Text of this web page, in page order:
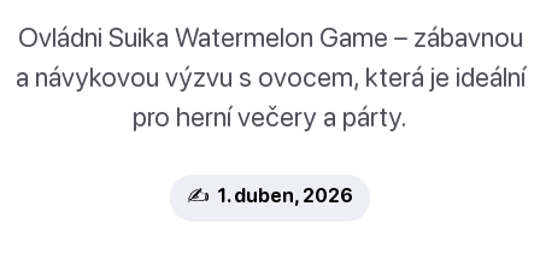
Ovládni Suika Watermelon Game – zábavnou
a návykovou výzvu s ovocem, která je ideální
pro herní večery a párty.
✍️ 1. duben, 2026